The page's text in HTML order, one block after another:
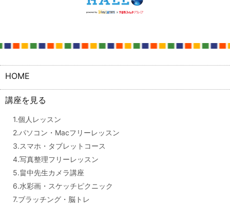
HOME
講座を見る
1.個人レッスン
2.パソコン・Macフリーレッスン
3.スマホ・タブレットコース
4.写真整理フリーレッスン
5.畠中先生カメラ講座
6.水彩画・スケッチピクニック
7.ブラッチング・脳トレ